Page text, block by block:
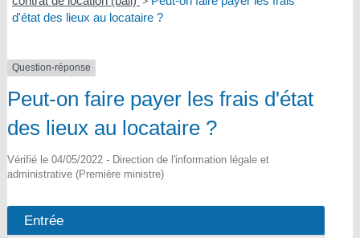
d'état des lieux au locataire ?
Question-réponse
Peut-on faire payer les frais d'état
des lieux au locataire ?
Vérifié le 04/05/2022 - Direction de l'information légale et
administrative (Première ministre)
Entrée